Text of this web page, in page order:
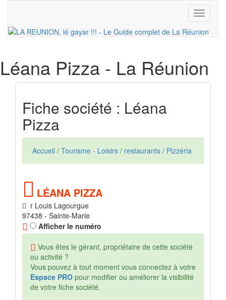
Toggle
Léana Pizza - La Réunion
Fiche société : Léana
Pizza
Accueil / Tourisme - Loisirs / restaurants / Pizzéria
LÉANA PIZZA
r Louis Lagourgue
97438 - Sainte-Marie
Afficher le numéro
Vous êtes le gérant, propriétaire de cette société
ou activité ?
Vous pouvez à tout moment vous connectez à votre
Espace PRO pour modifier ou améliorer la visibilité
de votre fiche société.